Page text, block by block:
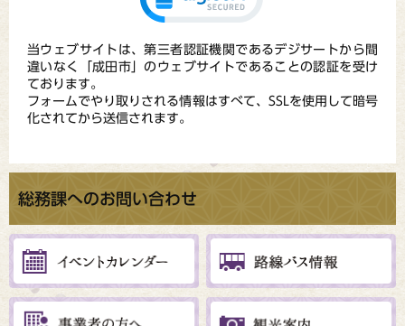
当ウェブサイトは、第三者認証機関であるデジサートから間
違いなく「成田市」のウェブサイトであることの認証を受け
ております。
フォームでやり取りされる情報はすべて、SSLを使用して暗号
化されてから送信されます。
総務課へのお問い合わせ